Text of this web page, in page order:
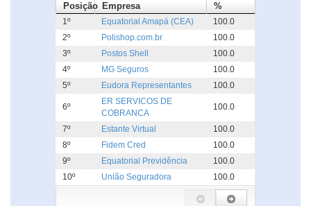
Posição Empresa %
1º Equatorial Amapá (CEA)
100.0
2º
Polishop.com.br
100.0
3º
Postos Shell
100.0
4º
MG Seguros
100.0
5º
Eudora Representantes 100.0
6º
ER SERVICOS DE
COBRANCA
100.0
7º Estante Virtual
100.0
8º
Fidem Cred
100.0
9º
Equatorial Previdência
100.0
10º
União Seguradora 100.0